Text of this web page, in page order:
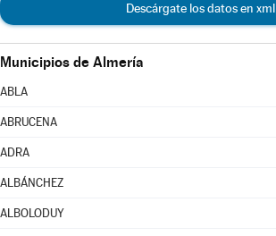
Descárgate los datos en xml
Municipios de Almería
ABLA
ABRUCENA
ADRA
ALBÁNCHEZ
ALBOLODUY